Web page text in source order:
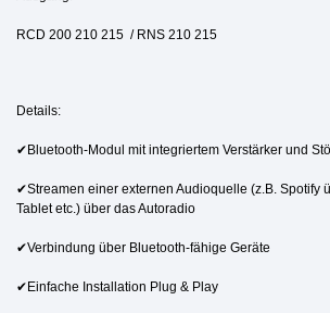
RCD 200 210 215 / RNS 210 215
Details:
✔Bluetooth-Modul mit integriertem Verstärker und
✔Streamen einer externen Audioquelle (z.B. Spotify
Tablet etc.) über das Autoradio
✔Verbindung über Bluetooth-fähige Geräte
✔Einfache Installation Plug & Play